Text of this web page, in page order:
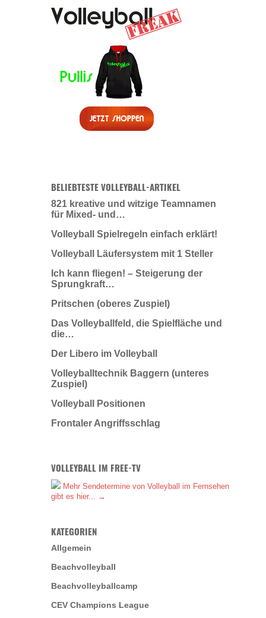
BELIEBTESTE VOLLEYBALL-ARTIKEL
821 kreative und witzige Teamnamen
für Mixed- und…
Volleyball Spielregeln einfach erklärt!
Volleyball Läufersystem mit 1 Steller
Ich kann fliegen! – Steigerung der
Sprungkraft…
Pritschen (oberes Zuspiel)
Das Volleyballfeld, die Spielfläche und
die…
Der Libero im Volleyball
Volleyballtechnik Baggern (unteres
Zuspiel)
Volleyball Positionen
Frontaler Angriffsschlag
VOLLEYBALL IM FREE-TV
Mehr Sendetermine von Volleyball im Fernsehen
gibt es hier... →
KATEGORIEN
Allgemein
Beachvolleyball
Beachvolleyballcamp
CEV Champions League